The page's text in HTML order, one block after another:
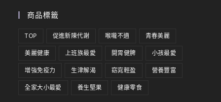
商品標籤
TOP 促進新陳代謝 喉嚨不適 青春美麗
美麗健康 上班族最愛 開胃健脾 小孩最愛
增強免疫力 生津解渴 窈窕輕盈 營養豐富
全家大小最愛 養生堅果 健康零食